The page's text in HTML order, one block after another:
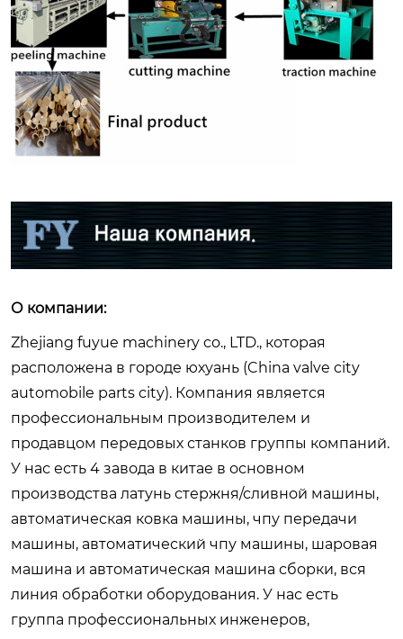
О компании:
Zhejiang fuyue machinery co., LTD., которая
расположена в городе юхуань (China valve city
automobile parts city). Компания является
профессиональным производителем и
продавцом передовых станков группы компаний.
У нас есть 4 завода в китае в основном
производства латунь стержня/сливной машины,
автоматическая ковка машины, чпу передачи
машины, автоматический чпу машины, шаровая
машина и автоматическая машина сборки, вся
линия обработки оборудования. У нас есть
группа профессиональных инженеров,